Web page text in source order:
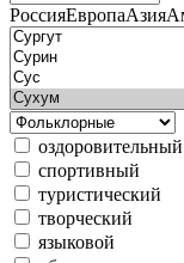
РоссияЕвропаАзия
оздоровительный
спортивный
туристический
творческий
языковой